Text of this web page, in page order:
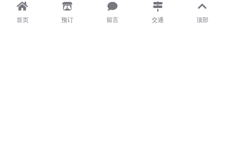
加强采购工作规范 促进国企廉政建设
首页 预订 留言 交通 顶部